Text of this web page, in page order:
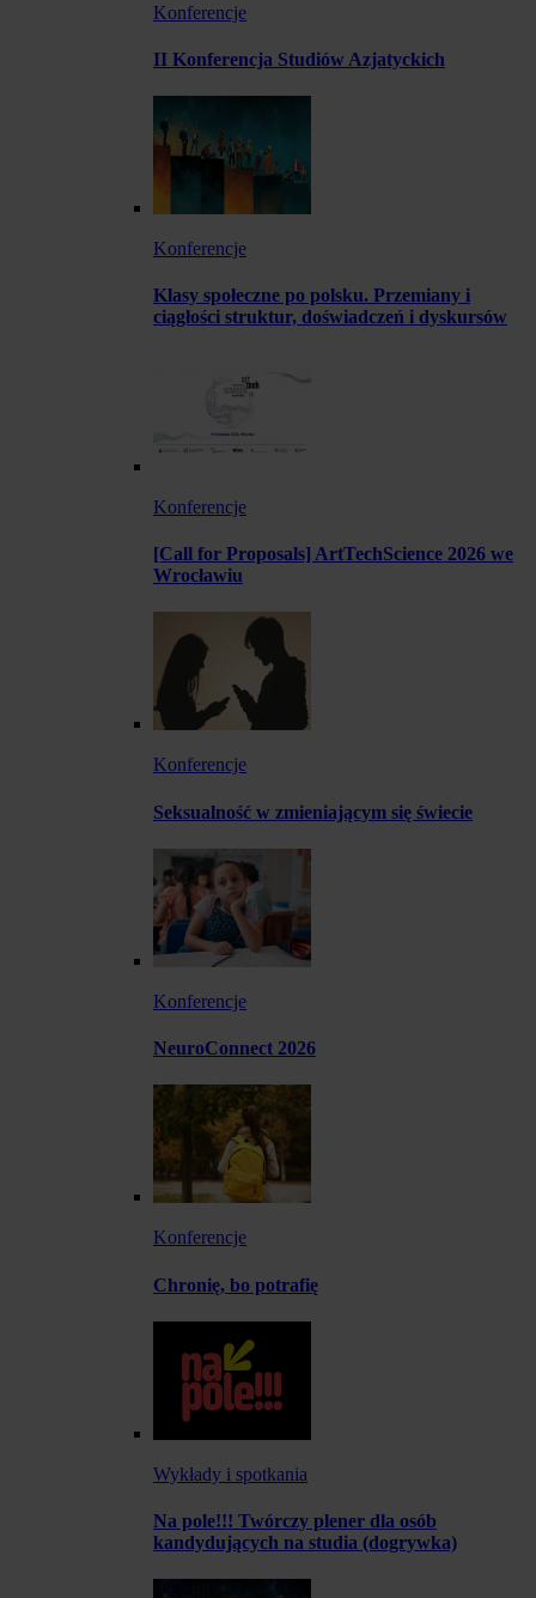
Konferencje
II Konferencja Studiów Azjatyckich
Konferencje
Klasy społeczne po polsku. Przemiany i
ciągłości struktur, doświadczeń i dyskursów
Konferencje
[Call for Proposals] ArtTechScience 2026 we
Wrocławiu
Konferencje
Seksualność w zmieniającym się świecie
Konferencje
NeuroConnect 2026
Konferencje
Chronię, bo potrafię
Wykłady i spotkania
Na pole!!! Twórczy plener dla osób
kandydujących na studia (dogrywka)